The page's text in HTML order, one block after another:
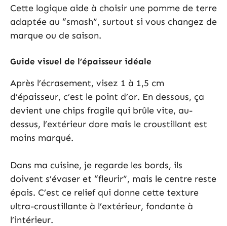
Cette logique aide à choisir une pomme de terre
adaptée au “smash”, surtout si vous changez de
marque ou de saison.
Guide visuel de l’épaisseur idéale
Après l’écrasement, visez 1 à 1,5 cm
d’épaisseur, c’est le point d’or. En dessous, ça
devient une chips fragile qui brûle vite, au-
dessus, l’extérieur dore mais le croustillant est
moins marqué.
Dans ma cuisine, je regarde les bords, ils
doivent s’évaser et “fleurir”, mais le centre reste
épais. C’est ce relief qui donne cette texture
ultra-croustillante à l’extérieur, fondante à
l’intérieur.